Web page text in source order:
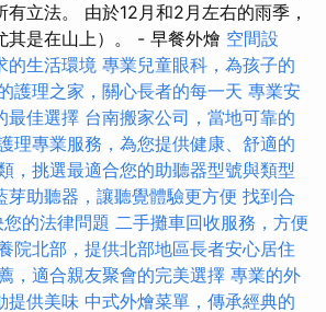
立法。 由於12月和2月左右的雨季，
其是在山上）。 - 早餐外燴 空間設
的生活環境 專業兒童眼科，為孩子的
護理之家，關心長者的每一天 專業安
最佳選擇 台南搬家公司，當地可靠的
理專業服務，為您提供健康、舒適的
，挑選最適合您的助聽器型號與類型
芽助聽器，讓聽覺體驗更方便 找到合
的法律問題 二手攤車回收服務，方便
院北部，提供北部地區長者安心居住
，適合親友聚會的完美選擇 專業的外
提供美味 中式外燴菜單，傳承經典的